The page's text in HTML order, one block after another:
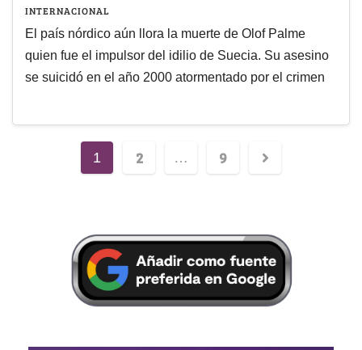
INTERNACIONAL
El país nórdico aún llora la muerte de Olof Palme
quien fue el impulsor del idilio de Suecia. Su asesino
se suicidó en el año 2000 atormentado por el crimen
1 2 … 9